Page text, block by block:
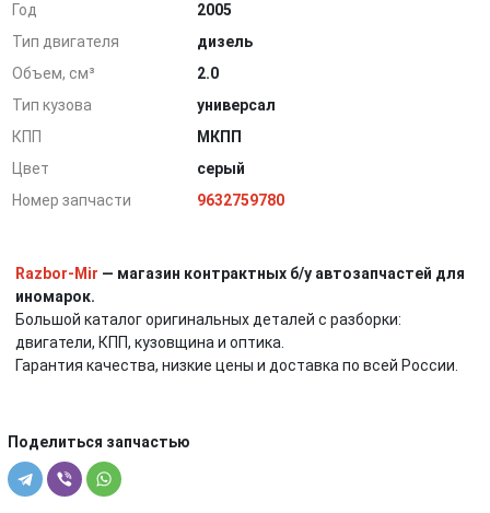
Год
2005
Тип двигателя
дизель
Объем, см³
2.0
Тип кузова
универсал
КПП
МКПП
Цвет
серый
Номер запчасти
9632759780
Razbor-Mir — магазин контрактных б/у автозапчастей для
иномарок.
Большой каталог оригинальных деталей с разборки:
двигатели, КПП, кузовщина и оптика.
Гарантия качества, низкие цены и доставка по всей России.
Поделиться запчастью